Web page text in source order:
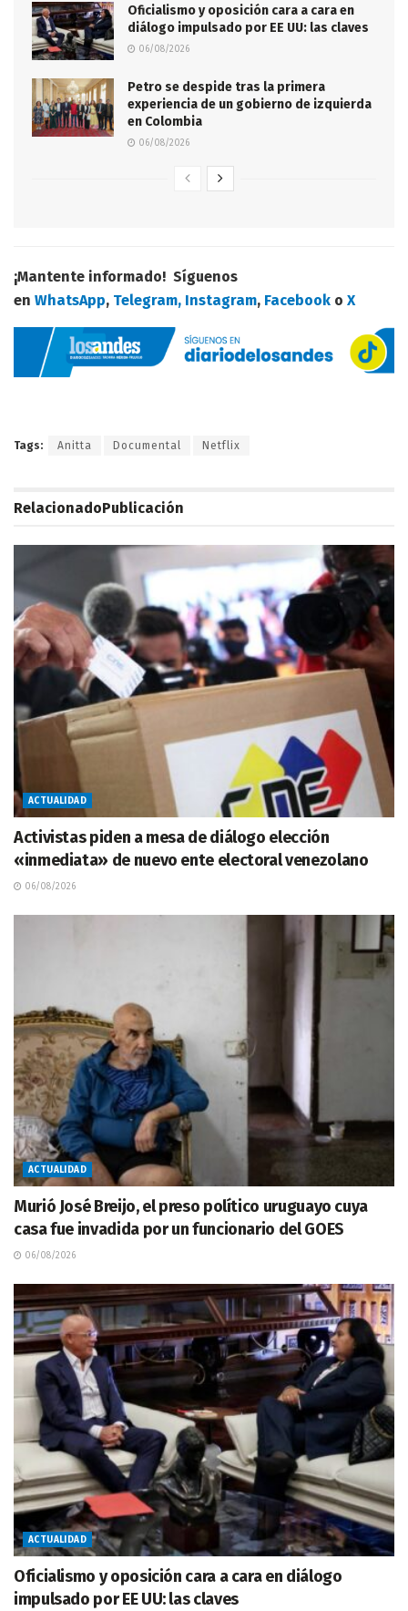
Oficialismo y oposición cara a cara en
diálogo impulsado por EE UU: las claves
06/08/2026
Petro se despide tras la primera
experiencia de un gobierno de izquierda
en Colombia
06/08/2026
¡Mantente informado! Síguenos
en WhatsApp, Telegram, Instagram, Facebook o X
Tags: Anitta Documental Netflix
RelacionadoPublicación
ACTUALIDAD
Activistas piden a mesa de diálogo elección
«inmediata» de nuevo ente electoral venezolano
06/08/2026
ACTUALIDAD
Murió José Breijo, el preso político uruguayo cuya
casa fue invadida por un funcionario del GOES
06/08/2026
ACTUALIDAD
Oficialismo y oposición cara a cara en diálogo
impulsado por EE UU: las claves